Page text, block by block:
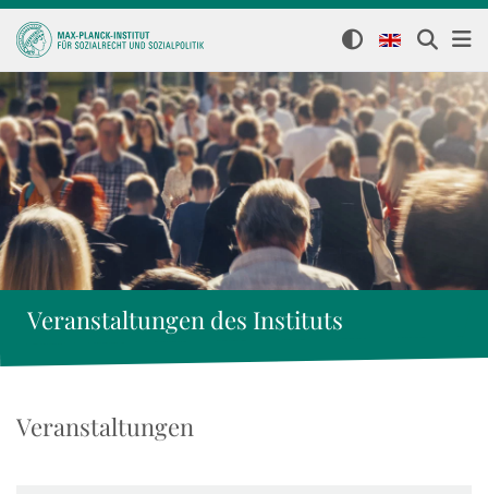
Veranstaltungen des Instituts
Veranstaltungen